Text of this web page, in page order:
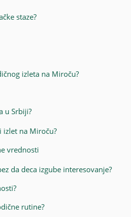
staze?
izleta na Miroču?
u Srbiji?
izlet na Miroču?
vrednosti
da deca izgube interesovanje?
rutine?